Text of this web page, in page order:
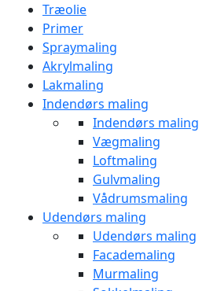
Træolie
Primer
Spraymaling
Akrylmaling
Lakmaling
Indendørs maling
Indendørs maling
Vægmaling
Loftmaling
Gulvmaling
Vådrumsmaling
Udendørs maling
Udendørs maling
Facademaling
Murmaling